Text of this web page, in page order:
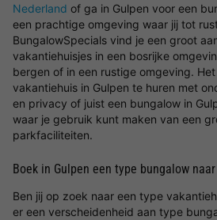
Nederland of ga in Gulpen voor een
een prachtige omgeving waar jij tot
BungalowSpecials vind je een groot
vakantiehuisjes in een bosrijke
bergen of in een rustige omgeving.
vakantiehuis in Gulpen te huren met
en privacy of juist een bungalow in
waar je gebruik kunt maken van een
parkfaciliteiten.
Boek in Gulpen een type bungalow
Ben jij op zoek naar een type
er een verscheidenheid aan type